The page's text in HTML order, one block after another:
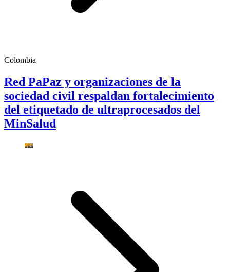
Colombia
Red PaPaz y organizaciones de la
sociedad civil respaldan fortalecimiento
del etiquetado de ultraprocesados del
MinSalud